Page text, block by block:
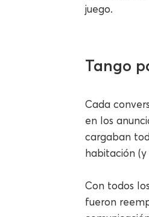
juego.
Tango
Cada
en los
cargaban
habitación
Con todos
fueron